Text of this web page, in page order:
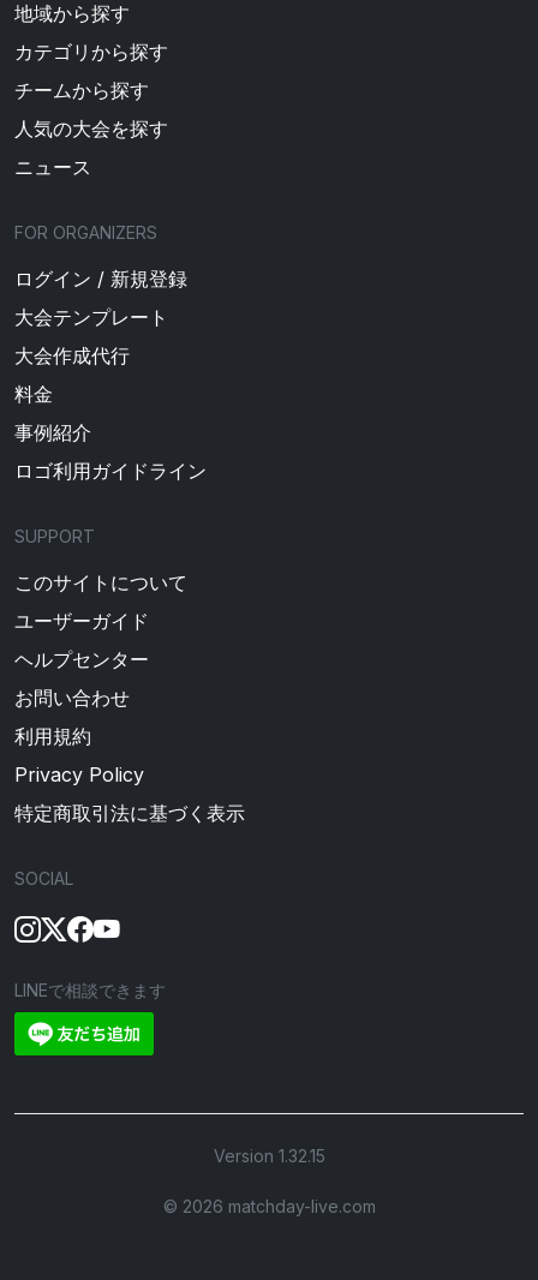
地域から探す
カテゴリから探す
チームから探す
人気の大会を探す
ニュース
FOR ORGANIZERS
ログイン / 新規登録
大会テンプレート
大会作成代行
料金
事例紹介
ロゴ利用ガイドライン
SUPPORT
このサイトについて
ユーザーガイド
ヘルプセンター
お問い合わせ
利用規約
Privacy Policy
特定商取引法に基づく表示
SOCIAL
LINEで相談できます
Version 1.32.15
©︎ 2026 matchday-live.com